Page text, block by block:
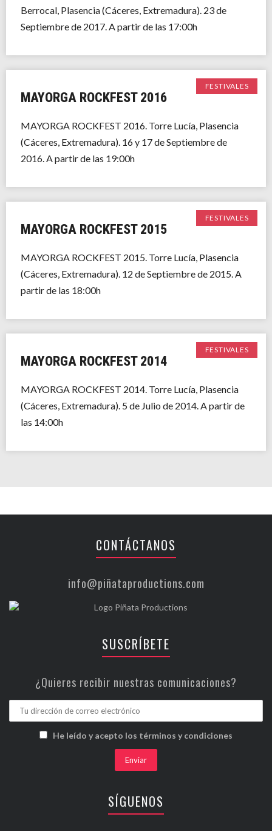
Berrocal, Plasencia (Cáceres, Extremadura). 23 de
Septiembre de 2017. A partir de las 17:00h
FESTIVALES
MAYORGA ROCKFEST 2016
MAYORGA ROCKFEST 2016. Torre Lucía, Plasencia
(Cáceres, Extremadura). 16 y 17 de Septiembre de
2016. A partir de las 19:00h
FESTIVALES
MAYORGA ROCKFEST 2015
MAYORGA ROCKFEST 2015. Torre Lucía, Plasencia
(Cáceres, Extremadura). 12 de Septiembre de 2015. A
partir de las 18:00h
FESTIVALES
MAYORGA ROCKFEST 2014
MAYORGA ROCKFEST 2014. Torre Lucía, Plasencia
(Cáceres, Extremadura). 5 de Julio de 2014. A partir de
las 14:00h
CONTÁCTANOS
info@piñataproductions.com
SUSCRÍBETE
¿Quieres recibir nuestras comunicaciones?
He leído y acepto los términos y condiciones
SÍGUENOS